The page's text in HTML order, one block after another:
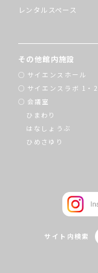
レンタルスペース
その他館内施設
サイエンスホール
サイエンスラボ 1・2
会議室
ひまわり
はなしょうぶ
ひめさゆり
サイト内検索